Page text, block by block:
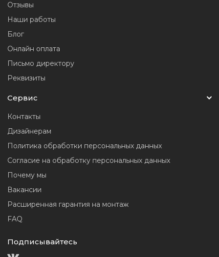
Отзывы
Наши работы
Блог
Онлайн оплата
Письмо директору
Реквизиты
Сервис
Контакты
Дизайнерам
Политика обработки персональных данных
Согласие на обработку персональных данных
Почему мы
Вакансии
Расширенная гарантия на монтаж
FAQ
Подписывайтесь